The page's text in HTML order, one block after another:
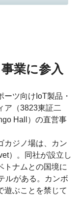
業に参入
ツ向けIoT製品・
ア（3823東証二
Hall）の直営事
カジノ場は、カン
）。同社が設立し
トナムとの国境に
ルがある。カンボ
遊ぶことを禁じて